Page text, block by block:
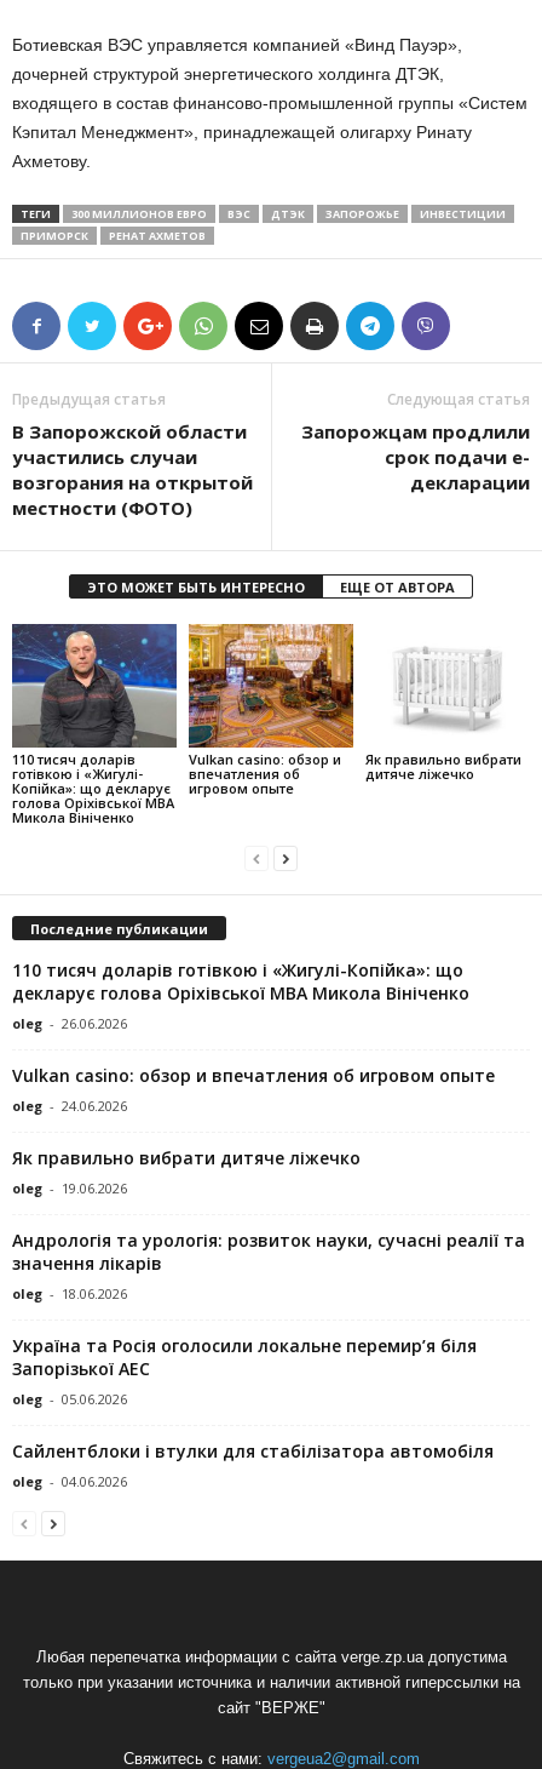
Ботиевская ВЭС управляется компанией «Винд Пауэр»,
дочерней структурой энергетического холдинга ДТЭК,
входящего в состав финансово-промышленной группы «Систем
Кэпитал Менеджмент», принадлежащей олигарху Ринату
Ахметову.
ТЕГИ 300 МИЛЛИОНОВ ЕВРО ВЭС ДТЭК ЗАПОРОЖЬЕ
ИНВЕСТИЦИИ
ПРИМОРСК
РЕНАТ АХМЕТОВ
Предыдущая статья
В Запорожской области
участились случаи
возгорания на открытой
местности (ФОТО)
Следующая статья
Запорожцам продлили
срок подачи е-
декларации
ЭТО МОЖЕТ БЫТЬ ИНТЕРЕСНО ЕЩЕ ОТ АВТОРА
110 тисяч доларів
готівкою і «Жигулі-
Копійка»: що декларує
голова Оріхівської МВА
Микола Вініченко
Vulkan casino: обзор и
впечатления об
игровом опыте
Як правильно вибрати
дитяче ліжечко
Последние публикации
110 тисяч доларів готівкою і «Жигулі-Копійка»: що
декларує голова Оріхівської МВА Микола Вініченко
oleg - 26.06.2026
Vulkan casino: обзор и впечатления об игровом опыте
oleg - 24.06.2026
Як правильно вибрати дитяче ліжечко
oleg - 19.06.2026
Андрологія та урологія: розвиток науки, сучасні реалії та
значення лікарів
oleg - 18.06.2026
Україна та Росія оголосили локальне перемир’я біля
Запорізької АЕС
oleg - 05.06.2026
Сайлентблоки і втулки для стабілізатора автомобіля
oleg - 04.06.2026
Любая перепечатка информации с сайта verge.zp.ua допустима
только при указании источника и наличии активной гиперссылки на
сайт "ВЕРЖЕ"
Свяжитесь с нами: vergeua2@gmail.com